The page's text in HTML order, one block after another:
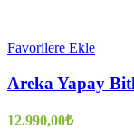
Favorilere Ekle
Areka Yapay
12.990,00₺